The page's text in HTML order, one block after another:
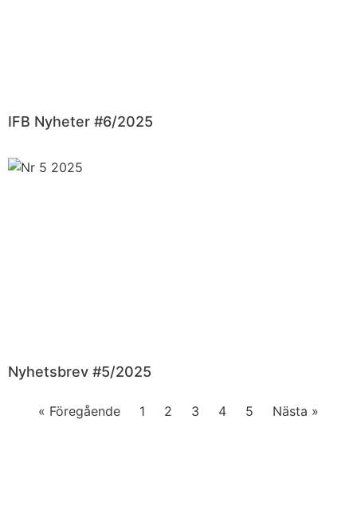
IFB Nyheter #6/2025
Nyhetsbrev #5/2025
« Föregående 1 2 3 4 5 Nästa »